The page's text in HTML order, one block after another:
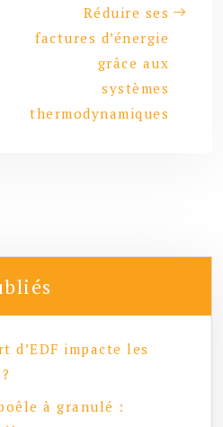
Réduire ses
factures d’énergie
grâce aux
systèmes
thermodynamiques
d’EDF impacte les
à granulé :